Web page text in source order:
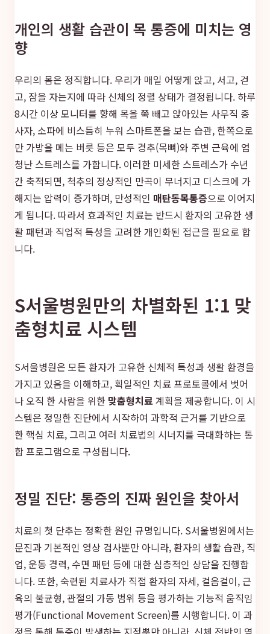
개인의 생활 습관이 목 통증에 미치는 영
향
우리의 몸은 정직합니다. 우리가 매일 어떻게 앉고, 서고, 걷
고, 잠을 자는지에 따라 신체의 정렬 상태가 결정됩니다. 하루
8시간 이상 모니터를 향해 목을 쭉 빼고 앉아있는 사무직 종
사자, 소파에 비스듬히 누워 스마트폰을 보는 습관, 한쪽으로
만 가방을 메는 버릇 등은 모두 경추(목뼈)와 주변 근육에 엄
청난 스트레스를 가합니다. 이러한 미세한 스트레스가 수년
간 축적되면, 척추의 정상적인 만곡이 무너지고 디스크에 가
해지는 압력이 증가하며, 만성적인 매탄동목통증으로 이어지
게 됩니다. 따라서 효과적인 치료는 반드시 환자의 고유한 생
활 패턴과 직업적 특성을 고려한 개인화된 접근을 필요로 합
니다.
S서울병원만의 차별화된 1:1 맞
춤형치료 시스템
S서울병원은 모든 환자가 고유한 신체적 특성과 생활 환경을
가지고 있음을 이해하고, 획일적인 치료 프로토콜에서 벗어
나 오직 한 사람을 위한 맞춤형치료계획을 제공합니다. 이 시
스템은 정밀한 진단에서 시작하여 과학적 근거를 기반으로
한 핵심 치료, 그리고 여러 치료법의 시너지를 극대화하는 통
합 프로그램으로 구성됩니다.
정밀 진단: 통증의 진짜 원인을 찾아서
치료의 첫 단추는 정확한 원인 규명입니다. S서울병원에서는
문진과 기본적인 영상 검사뿐만 아니라, 환자의 생활 습관, 직
업, 운동 경력, 수면 패턴 등에 대한 심층적인 상담을 진행합
니다. 또한, 숙련된 치료사가 직접 환자의 자세, 걸음걸이, 근
육의 불균형, 관절의 가동 범위 등을 평가하는 기능적 움직임
평가(Functional Movement Screen)를 시행합니다. 이 과